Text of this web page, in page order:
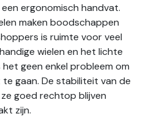
ergonomisch handvat.
maken boodschappen
is ruimte voor veel
wielen en het lichte
geen enkel probleem om
gaan. De stabiliteit van de
goed rechtop blijven
zijn.